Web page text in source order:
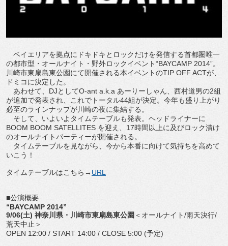
ベイエリアを拠点にドキドキとロックだけを発信する首都圏唯一
の都市型・オールナイト・野外ロックイベント“BAYCAMP 2014”。
川崎市東扇島東公園にて開催される本イベントのTIP OFF ACTが、
ドミコに決定した。
あわせて、DJとしてO-ant a.k.a あーりーしゃん、西村道男の2組
が追加で発表され、これでトータル44組が決定。今年も盛り上がり
必至のラインナップが川崎の夜に集結する。
そして、いよいよタイムテーブルも発表。ヘッドライナーに
BOOM BOOM SATELLITES を迎え、17時間以上に及びロック漬け
のオールナイトパーティーが開催される。
タイムテーブルを見ながら、今から本番に向けて気持ちを高めて
いこう！
タイムテーブルはこちら→ URL
■公演概要
“BAYCAMP 2014”
9/06(土) 神奈川県・川崎市東扇島東公園 ＜オールナイト/雨天決行/
荒天中止＞
OPEN 12:00 / START 14:00 / CLOSE 5:00 (予定)